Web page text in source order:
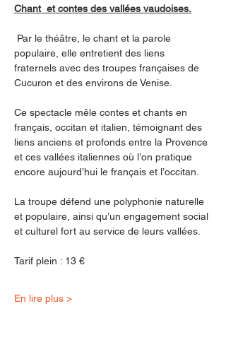
Chant  et contes des vallées vaudoises.
populaire, elle entretient des liens
fraternels avec des troupes françaises de
Cucuron et des environs de Venise.
Ce spectacle mêle contes et chants en
français, occitan et italien, témoignant des
liens anciens et profonds entre la Provence
et ces vallées italiennes où l’on pratique
encore aujourd’hui le français et l’occitan.
La troupe défend une polyphonie naturelle
et populaire, ainsi qu’un engagement social
et culturel fort au service de leurs vallées.
Tarif plein : 13 €
En lire plus >